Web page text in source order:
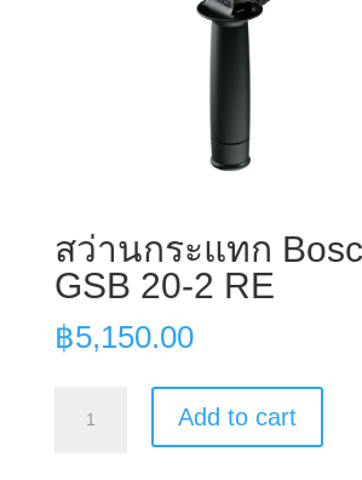
สว่านกระแทก
GSB 20-2 RE
฿5,150.00
Add to cart